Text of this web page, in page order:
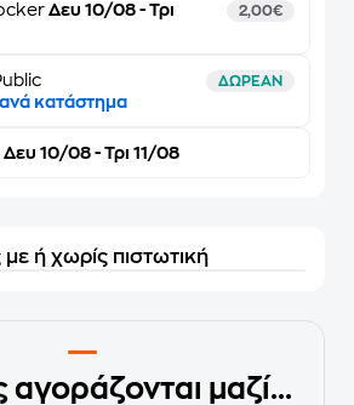
Δευ 10/08 - Τρι
2,00€
ΔΩΡΕΑΝ
κατάστημα
Δευ 10/08 - Τρι 11/08
ή χωρίς πιστωτική
μαζί...